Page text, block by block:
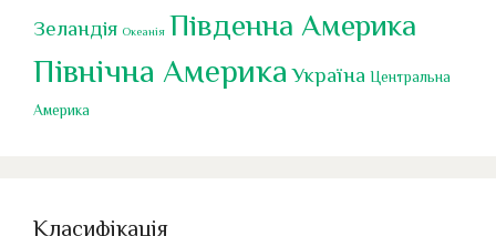
Зеландія Океанія Південна Америка
Північна Америка Україна Центральна
Америка
Класифікація